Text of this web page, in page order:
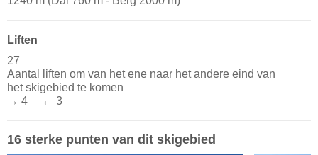
Liften
27
Aantal liften om van het ene naar het andere eind van
het skigebied te komen
→ 4 ← 3
16 sterke punten van dit skigebied